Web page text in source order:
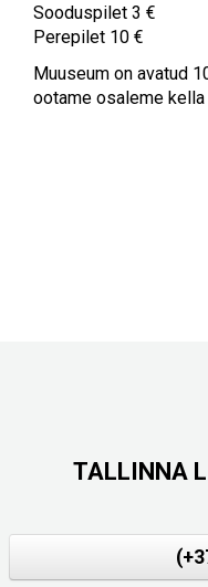
Sooduspilet 3 €
Perepilet 10 €
Muuseum on avatud
ootame osaleme kella
TALLINNA